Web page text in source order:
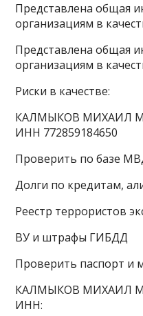
Представлена общая
организациям в
Представлена общая
организациям в
Риски в качестве:
КАЛМЫКОВ МИХАИЛ
ИНН 772859184650
Проверить по базе
Долги по кредитам,
Реестр террористов
ВУ и штрафы ГИБДД
Проверить паспорт и
КАЛМЫКОВ МИХАИЛ
ИНН: